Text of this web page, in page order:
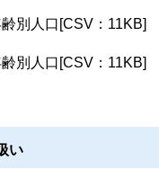
別人口[CSV：11KB]
別人口[CSV：11KB]
い